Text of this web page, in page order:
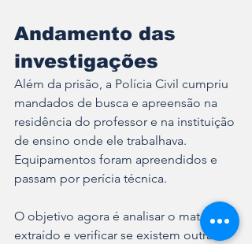
Andamento das
investigações
Além da prisão, a Polícia Civil cumpriu
mandados de busca e apreensão na
residência do professor e na instituição
de ensino onde ele trabalhava.
Equipamentos foram apreendidos e
passam por perícia técnica.
O objetivo agora é analisar o material
extraído e verificar se existem outras